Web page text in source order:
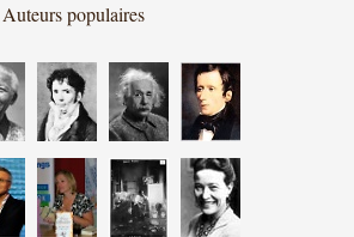
Auteurs populaires